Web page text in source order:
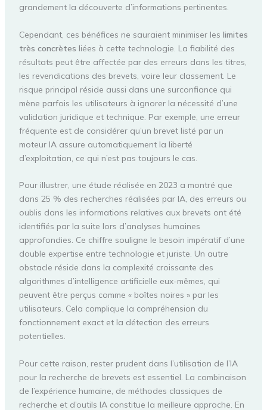
grandement la découverte d’informations pertinentes.
Cependant, ces bénéfices ne sauraient minimiser les limites
très concrètes liées à cette technologie. La fiabilité des
résultats peut être affectée par des erreurs dans les titres,
les revendications des brevets, voire leur classement. Le
risque principal réside aussi dans une surconfiance qui
mène parfois les utilisateurs à ignorer la nécessité d’une
validation juridique et technique. Par exemple, une erreur
fréquente est de considérer qu’un brevet listé par un
moteur IA assure automatiquement la liberté
d’exploitation, ce qui n’est pas toujours le cas.
Pour illustrer, une étude réalisée en 2023 a montré que
dans 25 % des recherches réalisées par IA, des erreurs ou
oublis dans les informations relatives aux brevets ont été
identifiés par la suite lors d’analyses humaines
approfondies. Ce chiffre souligne le besoin impératif d’une
double expertise entre technologie et juriste. Un autre
obstacle réside dans la complexité croissante des
algorithmes d’intelligence artificielle eux-mêmes, qui
peuvent être perçus comme « boîtes noires » par les
utilisateurs. Cela complique la compréhension du
fonctionnement exact et la détection des erreurs
potentielles.
Pour cette raison, rester prudent dans l’utilisation de l’IA
pour la recherche de brevets est essentiel. La combinaison
de l’expérience humaine, de méthodes classiques de
recherche et d’outils IA constitue la meilleure approche. En